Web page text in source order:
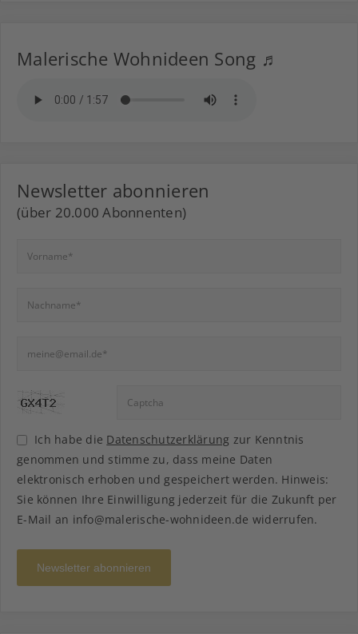
Malerische Wohnideen Song ♬
Newsletter abonnieren
(über 20.000 Abonnenten)
Ich habe die Datenschutzerklärung zur Kenntnis
genommen und stimme zu, dass meine Daten
elektronisch erhoben und gespeichert werden. Hinweis:
Sie können Ihre Einwilligung jederzeit für die Zukunft per
E-Mail an info@malerische-wohnideen.de widerrufen.